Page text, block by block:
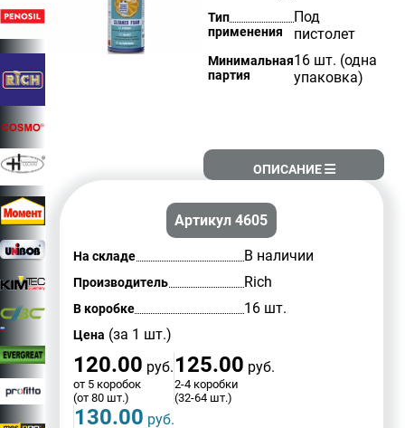
Тип
применения
Под
пистолет
Минимальная
партия
16 шт. (одна
упаковка)
ОПИСАНИЕ
Артикул 4605
На складе В наличии
Производитель Rich
В коробке 16 шт.
Цена (за 1 шт.)
120.00 руб.
от 5 коробок
(от 80 шт.)
125.00 руб.
2-4 коробки
(32-64 шт.)
130.00 руб.